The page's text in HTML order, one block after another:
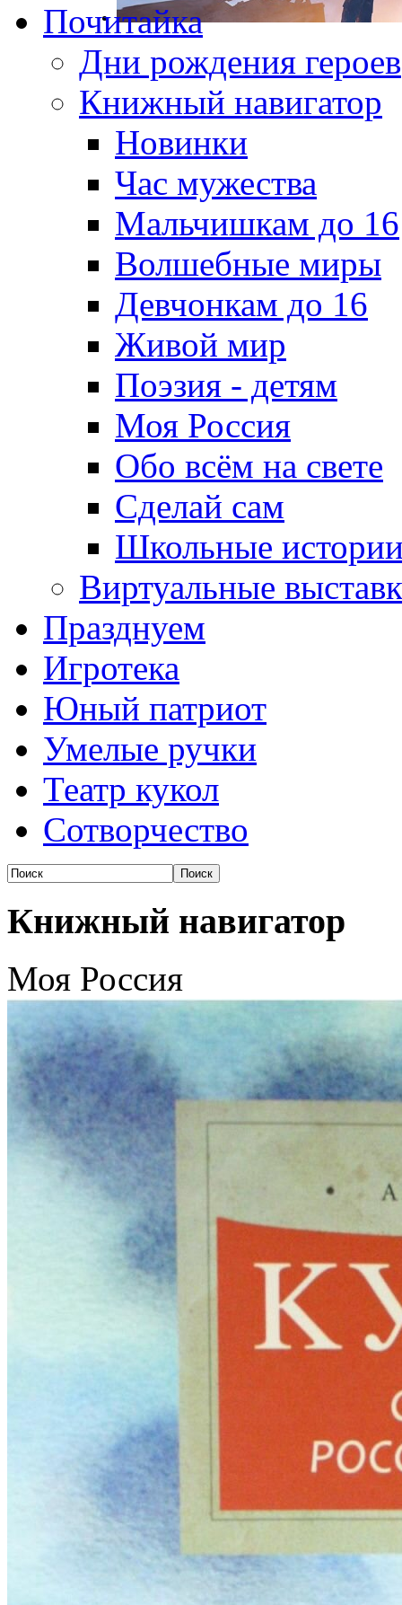
Почитайка
Дни рождения героев
Книжный навигатор
Новинки
Час мужества
Мальчишкам до 16
Волшебные миры
Девчонкам до 16
Живой мир
Поэзия - детям
Моя Россия
Обо всём на свете
Сделай сам
Школьные
Виртуальные
Празднуем
Игротека
Юный патриот
Умелые ручки
Театр кукол
Сотворчество
Книжный навигатор
Моя Россия